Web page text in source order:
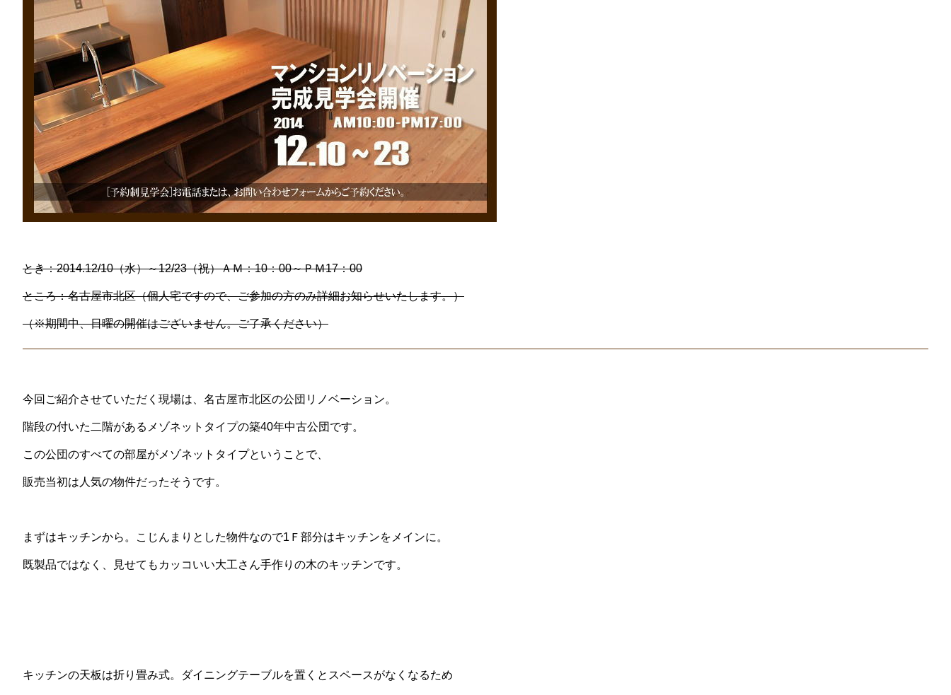
とき：2014.12/10（水）～12/23（祝）ＡＭ：10：00～ＰＭ17：00
ところ：名古屋市北区（個人宅ですので、ご参加の方のみ詳細お知らせいたします。）
（※期間中、日曜の開催はございません。ご了承ください）
今回ご紹介させていただく現場は、名古屋市北区の公団リノベーション。
階段の付いた二階があるメゾネットタイプの築40年中古公団です。
この公団のすべての部屋がメゾネットタイプということで、
販売当初は人気の物件だったそうです。
まずはキッチンから。こじんまりとした物件なので1Ｆ部分はキッチンをメインに。
既製品ではなく、見せてもカッコいい大工さん手作りの木のキッチンです。
キッチンの天板は折り畳み式。ダイニングテーブルを置くとスペースがなくなるため